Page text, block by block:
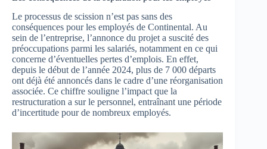
Le processus de scission n’est pas sans des
conséquences pour les employés de Continental. Au
sein de l’entreprise, l’annonce du projet a suscité des
préoccupations parmi les salariés, notamment en ce qui
concerne d’éventuelles pertes d’emplois. En effet,
depuis le début de l’année 2024, plus de 7 000 départs
ont déjà été annoncés dans le cadre d’une réorganisation
associée. Ce chiffre souligne l’impact que la
restructuration a sur le personnel, entraînant une période
d’incertitude pour de nombreux employés.